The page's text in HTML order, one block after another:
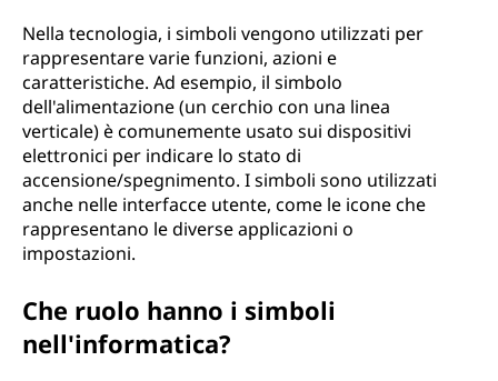
Nella tecnologia, i simboli vengono utilizzati per
rappresentare varie funzioni, azioni e
caratteristiche. Ad esempio, il simbolo
dell'alimentazione (un cerchio con una linea
verticale) è comunemente usato sui dispositivi
elettronici per indicare lo stato di
accensione/spegnimento. I simboli sono utilizzati
anche nelle interfacce utente, come le icone che
rappresentano le diverse applicazioni o
impostazioni.
Che ruolo hanno i simboli
nell'informatica?